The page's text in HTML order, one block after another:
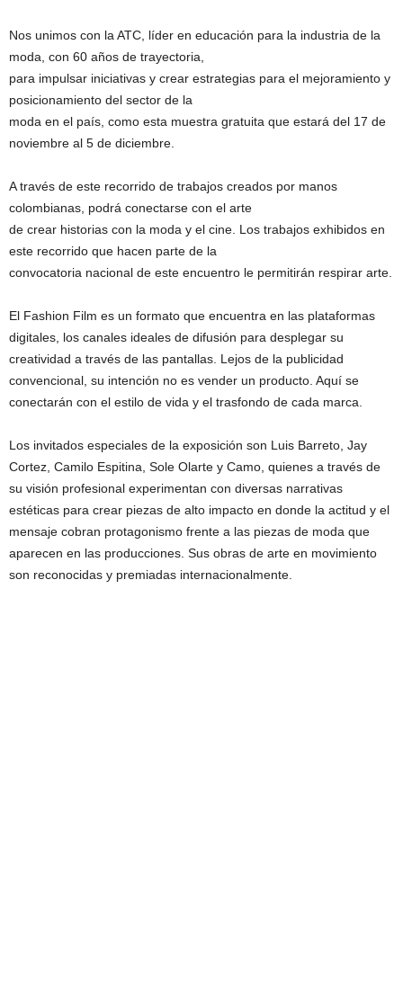
Nos unimos con la ATC, líder en educación para la industria de la
moda, con 60 años de trayectoria,
para impulsar iniciativas y crear estrategias para el mejoramiento y
posicionamiento del sector de la
moda en el país, como esta muestra gratuita que estará del 17 de
noviembre al 5 de diciembre.
A través de este recorrido de trabajos creados por manos
colombianas, podrá conectarse con el arte
de crear historias con la moda y el cine. Los trabajos exhibidos en
este recorrido que hacen parte de la
convocatoria nacional de este encuentro le permitirán respirar arte.
El Fashion Film es un formato que encuentra en las plataformas
digitales, los canales ideales de difusión para desplegar su
creatividad a través de las pantallas. Lejos de la publicidad
convencional, su intención no es vender un producto. Aquí se
conectarán con el estilo de vida y el trasfondo de cada marca.
Los invitados especiales de la exposición son Luis Barreto, Jay
Cortez, Camilo Espitina, Sole Olarte y Camo, quienes a través de
su visión profesional experimentan con diversas narrativas
estéticas para crear piezas de alto impacto en donde la actitud y el
mensaje cobran protagonismo frente a las piezas de moda que
aparecen en las producciones. Sus obras de arte en movimiento
son reconocidas y premiadas internacionalmente.